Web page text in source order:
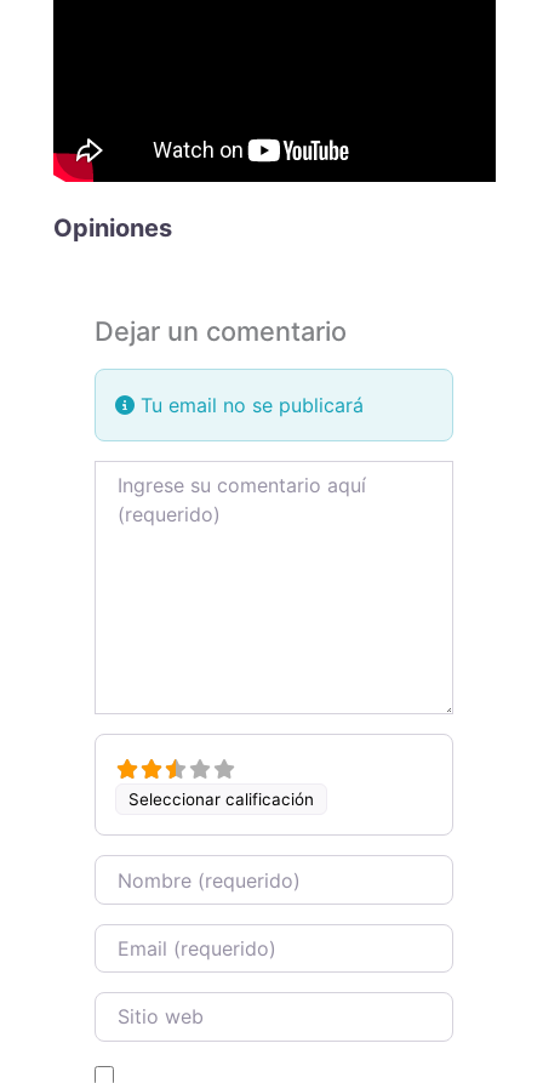
Opiniones
Dejar un comentario
Tu email no se publicará
Review text
Seleccionar calificación
Name
Email
Sitio web